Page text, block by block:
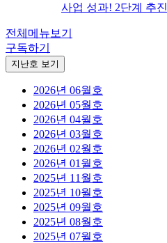
사업 성과! 2단계 추진
전체메뉴보기
구독하기
지난호 보기
2026년 06월호
2026년 05월호
2026년 04월호
2026년 03월호
2026년 02월호
2026년 01월호
2025년 11월호
2025년 10월호
2025년 09월호
2025년 08월호
2025년 07월호